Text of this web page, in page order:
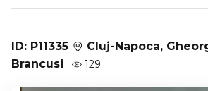
ID: P11335
Cluj-Napoca,
Brancusi
129